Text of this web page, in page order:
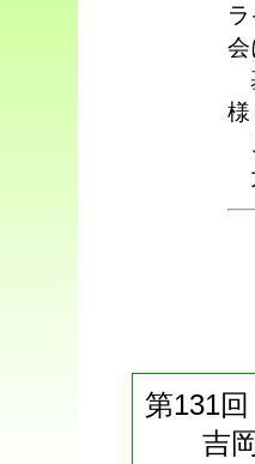
会
様
第131
吉岡